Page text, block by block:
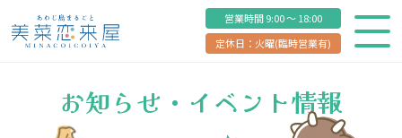
営業時間 9:00 ～ 18:00
定休日：火曜(臨時営業有)
お知らせ・イベント情報